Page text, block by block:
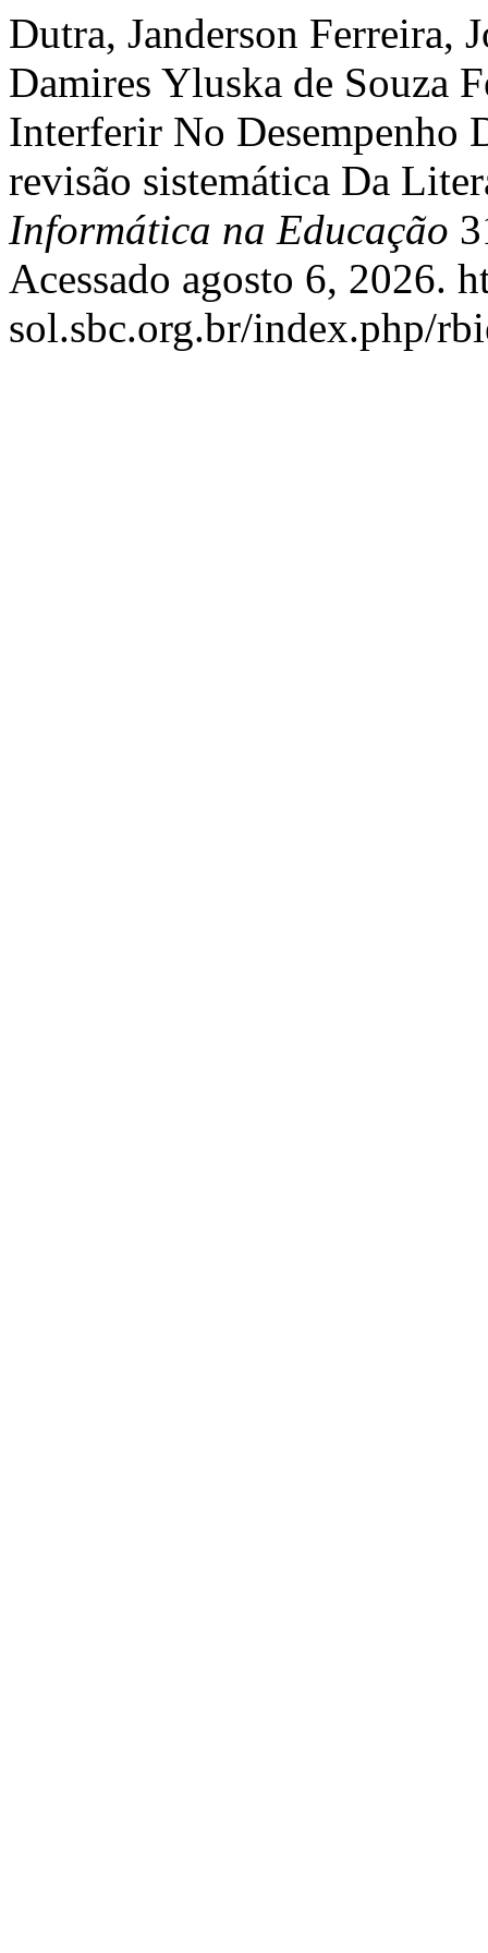
Dutra, Janderson Ferreira,
Damires Yluska de Souza
Interferir No Desempenho
revisão sistemática Da
Informática na Educação
Acessado agosto 6, 2026.
sol.sbc.org.br/index.php/